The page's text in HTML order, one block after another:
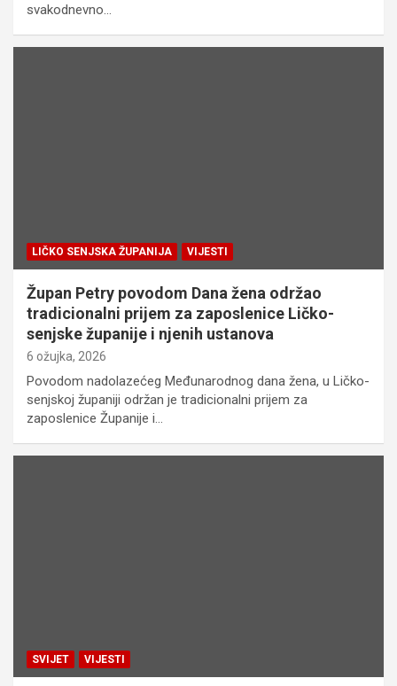
svakodnevno…
LIČKO SENJSKA ŽUPANIJA VIJESTI
Župan Petry povodom Dana žena održao
tradicionalni prijem za zaposlenice Ličko-
senjske županije i njenih ustanova
6 ožujka, 2026
Povodom nadolazećeg Međunarodnog dana žena, u Ličko-
senjskoj županiji održan je tradicionalni prijem za
zaposlenice Županije i…
SVIJET VIJESTI